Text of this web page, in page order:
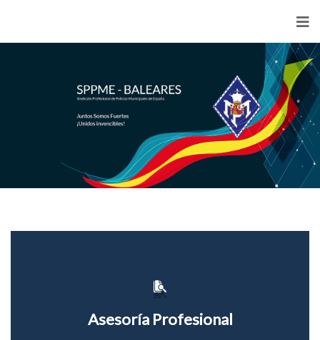
Asesoría Profesional